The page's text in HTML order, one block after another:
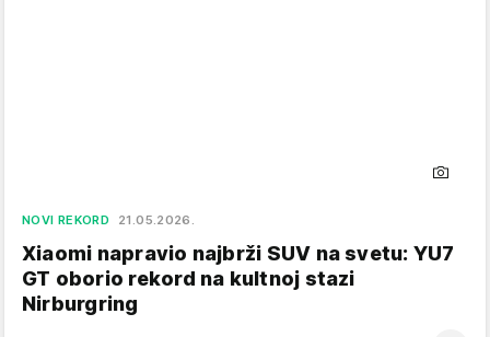
NOVI REKORD 21.05.2026.
Xiaomi napravio najbrži SUV na svetu: YU7
GT oborio rekord na kultnoj stazi
Nirburgring